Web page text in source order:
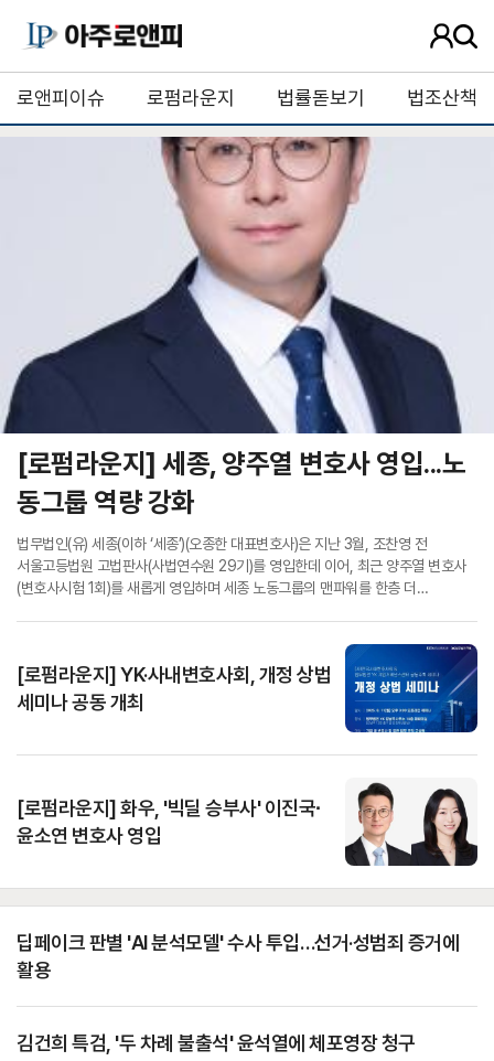
사
자
정
검
버
튼
로앤피이슈 로펌라운지 법률돋보기 법조산책
[로펌라운지] 세종, 양주열 변호사 영입...노
동그룹 역량 강화
법무법인(유) 세종(이하 ‘세종’)(오종한 대표변호사)은 지난 3월, 조찬영 전
서울고등법원 고법판사(사법연수원 29기)를 영입한데 이어, 최근 양주열 변호사
(변호사시험 1회)를 새롭게 영입하며 세종 노동그룹의 맨파워를 한층 더
영입함으로써 주요 노동관계 법령의 개정 움직임과 정책 변화에 선제적으로
대응한다는 방침이다.
[로펌라운지] YK·사내변호사회, 개정 상법
세미나 공동 개최
[로펌라운지] 화우, '빅딜 승부사' 이진국∙
윤소연 변호사 영입
딥페이크 판별 'AI 분석모델' 수사 투입…선거·성범죄 증거에
활용
김건희 특검, '두 차례 불출석' 윤석열에 체포영장 청구